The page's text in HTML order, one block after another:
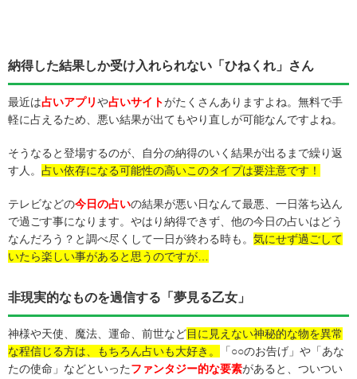
納得した結果しか受け入れられない「ひねくれ」さん
最近は占いアプリや占いサイトがたくさんありますよね。無料で手
軽に占えるため、悪い結果が出てもやり直しが可能なんですよね。
そうなると登場するのが、自分の納得のいく結果が出るまで繰り返
す人。 占い依存になる可能性の高いこのタイプは要注意です！
テレビなどの今日の占いの結果が悪い日なんて最悪、一日落ち込ん
で過ごす事になります。やはり納得できず、他の今日の占いはどう
なんだろう？と調べ尽くして一日が終わる時も。 気にせず過ごして
いたら楽しい事があると思うのですが…
非現実的なものを過信する「夢見る乙女」
神様や天使、魔法、運命、前世など目に見えない神秘的な物を異常
な程信じる方は、もちろん占いも大好き。
「○○のお告げ」や「あな
たの使命」などといったファンタジー的な要素があると、ついつい